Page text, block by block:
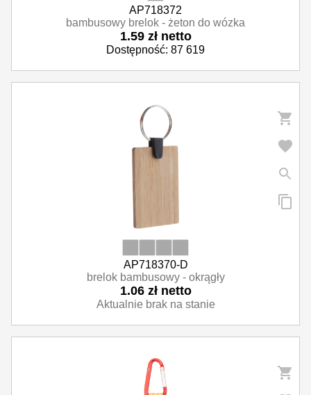
AP718372
bambusowy brelok - żeton do wózka
1.59 zł netto
Dostępność: 87 619
AP718370-D
brelok bambusowy - okrągły
1.06 zł netto
Aktualnie brak na stanie